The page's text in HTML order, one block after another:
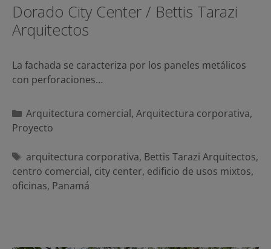
Dorado City Center / Bettis Tarazi
Arquitectos
La fachada se caracteriza por los paneles metálicos
con perforaciones…
Categorías
Arquitectura comercial, Arquitectura corporativa,
Proyecto
Etiquetas
arquitectura corporativa, Bettis Tarazi Arquitectos,
centro comercial, city center, edificio de usos mixtos,
oficinas, Panamá